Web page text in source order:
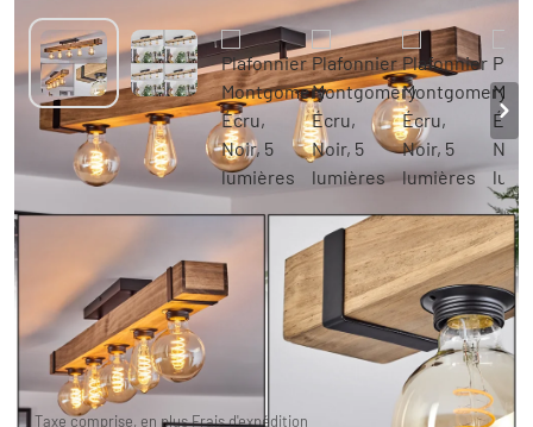
Plafonnier Montgomery Écru, Noir, 5
lumières
-20% 119,99 €
Vous économisez30,00 €
Taxe comprise, en plusFrais d'expédition
Livraison gratuite